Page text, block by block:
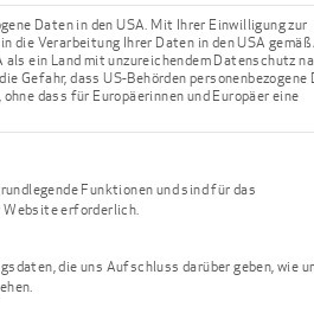
Daten in den USA. Mit Ihrer Einwilligung zur
die Verarbeitung Ihrer Daten in den USA
ein Land mit unzureichendem Datenschutz
Gefahr, dass US-Behörden personenbezogene
dass für Europäerinnen und Europäer eine
für die eine Einwilligung
Funktionen und sind für das
Website erforderlich.
die uns Aufschluss darüber geben, wie